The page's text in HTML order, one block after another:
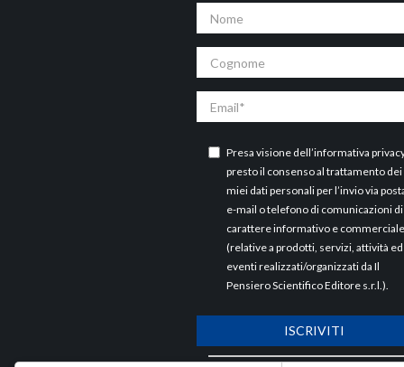
Presa visione dell’informativa privacy
presto il consenso al trattamento dei
miei dati personali per l’invio via
e-mail o telefono di comunicazioni di
carattere informativo e commerciale
(relative a prodotti, servizi, attività ed
eventi realizzati/organizzati da Il
Pensiero Scientifico Editore s.r.l.).
ISCRIVITI